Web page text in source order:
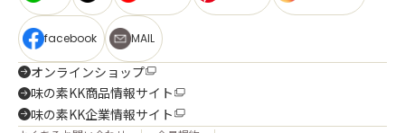
facebook MAIL
オンラインショップ
味の素KK商品情報サイト
味の素KK企業情報サイト